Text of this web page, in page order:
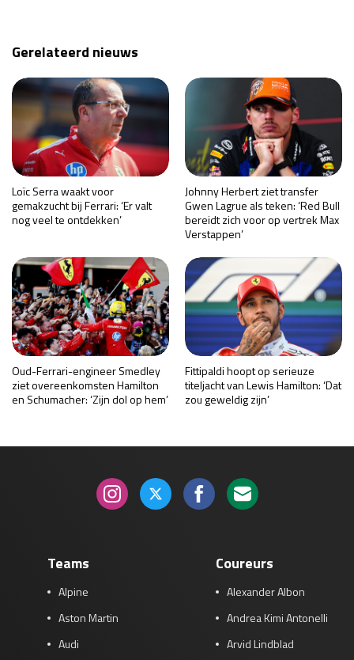
Gerelateerd nieuws
Loïc Serra waakt voor
gemakzucht bij Ferrari: ‘Er valt
nog veel te ontdekken’
Johnny Herbert ziet transfer
Gwen Lagrue als teken: ‘Red Bull
bereidt zich voor op vertrek Max
Verstappen’
Oud-Ferrari-engineer Smedley
ziet overeenkomsten Hamilton
en Schumacher: ‘Zijn dol op hem’
Fittipaldi hoopt op serieuze
titeljacht van Lewis Hamilton: ‘Dat
zou geweldig zijn’
Teams
Alpine
Aston Martin
Audi
Coureurs
Alexander Albon
Andrea Kimi Antonelli
Arvid Lindblad